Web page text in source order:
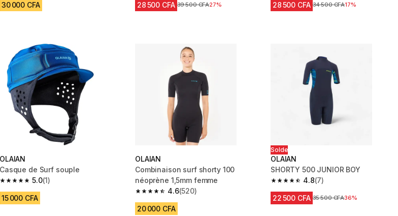
30 000 CFA 28 500 CFA Prix avant réduction
39 500 CFA27% 28 500 CFA Prix avant réduction
34 500 CFA17%
OLAIAN
Casque de Surf souple
5.0
5.0 out of 5 stars from 1 reviews
(1)
15 000 CFA
OLAIAN
Combinaison surf shorty 100
néoprène 1,5mm femme
4.6
4.6 out of 5 stars from 520 reviews
(520)
20 000 CFA
Solde
OLAIAN
SHORTY 500 JUNIOR BOY
4.8
4.8 out of 5 stars from 7 reviews
(7)
22 500 CFA Prix avant réduction
35 500 CFA36%